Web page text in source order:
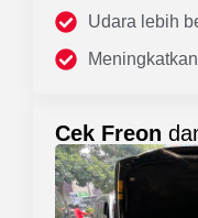
Udara lebih
Cek Freon